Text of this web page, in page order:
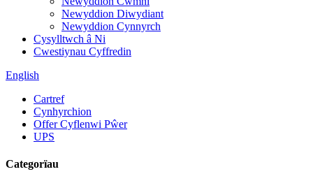
Newyddion Diwydiant
Newyddion Cynnyrch
Cysylltwch â Ni
Cwestiynau Cyffredin
English
Cartref
Cynhyrchion
Offer Cyflenwi Pŵer
UPS
Categorïau